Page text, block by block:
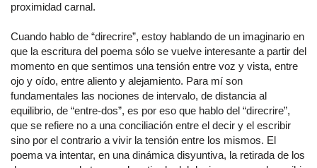
proximidad carnal.
Cuando hablo de “direcrire”, estoy hablando de un imaginario en
que la escritura del poema sólo se vuelve interesante a partir del
momento en que sentimos una tensión entre voz y vista, entre
ojo y oído, entre aliento y alejamiento. Para mí son
fundamentales las nociones de intervalo, de distancia al
equilibrio, de “entre-dos”, es por eso que hablo del “direcrire”,
que se refiere no a una conciliación entre el decir y el escribir
sino por el contrario a vivir la tensión entre los mismos. El
poema va intentar, en una dinámica disyuntiva, la retirada de los